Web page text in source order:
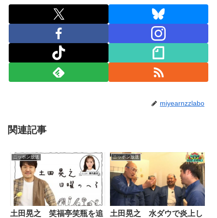
miyearnzzlabo
関連記事
ニッポン放送
土田晃之 笑福亭笑瓶を追
ニッポン放送
土田晃之 水ダウで炎上し